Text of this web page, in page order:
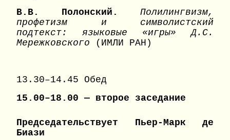
В.В. Полонский. Полилингвизм,
профетизм и символистский
подтекст: языковые «игры» Д.С.
Мережковского
(ИМЛИ РАН)
13.30–14.45 Обед
15.00–18.00 — второе заседание
Председательствует Пьер-Марк де
Биази